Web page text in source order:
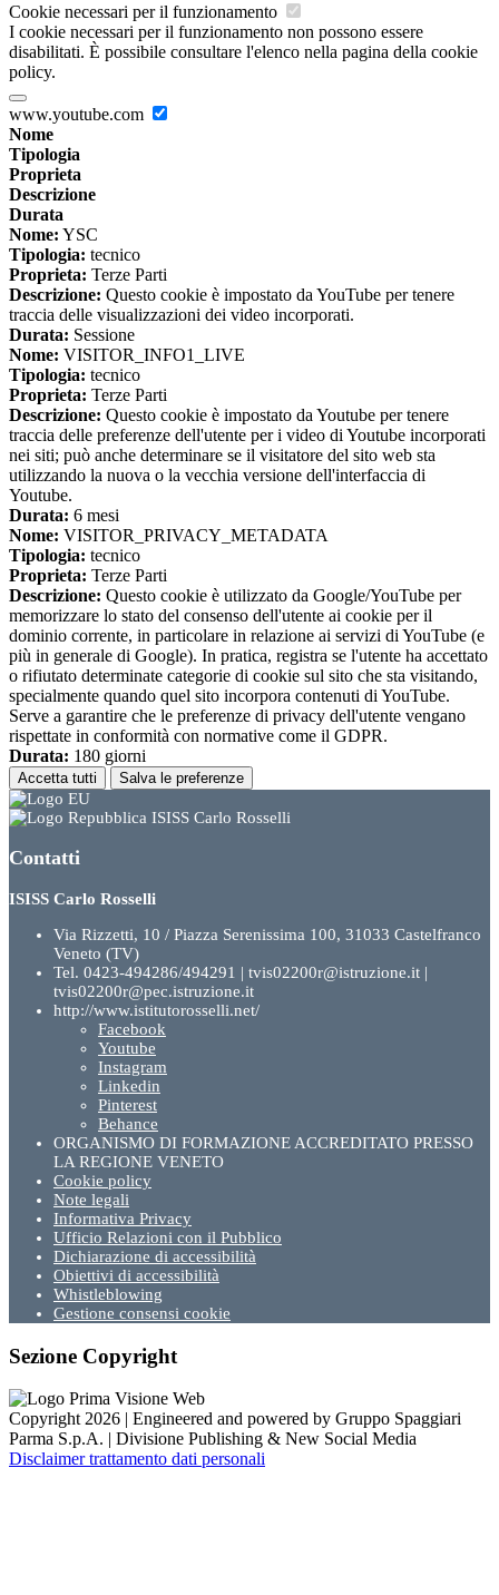
Cookie necessari per il funzionamento
I cookie necessari per il funzionamento non possono essere
disabilitati. È possibile consultare l'elenco nella pagina della cookie
policy.
www.youtube.com
Nome
Tipologia
Proprieta
Descrizione
Durata
Nome: YSC
Tipologia: tecnico
Proprieta: Terze Parti
Descrizione: Questo cookie è impostato da YouTube per tenere
traccia delle visualizzazioni dei video incorporati.
Durata: Sessione
Nome: VISITOR_INFO1_LIVE
Tipologia: tecnico
Proprieta: Terze Parti
Descrizione: Questo cookie è impostato da Youtube per tenere
traccia delle preferenze dell'utente per i video di Youtube incorporati
nei siti; può anche determinare se il visitatore del sito web sta
utilizzando la nuova o la vecchia versione dell'interfaccia di
Youtube.
Durata: 6 mesi
Nome: VISITOR_PRIVACY_METADATA
Tipologia: tecnico
Proprieta: Terze Parti
Descrizione: Questo cookie è utilizzato da Google/YouTube per
memorizzare lo stato del consenso dell'utente ai cookie per il
dominio corrente, in particolare in relazione ai servizi di YouTube (e
più in generale di Google). In pratica, registra se l'utente ha accettato
o rifiutato determinate categorie di cookie sul sito che sta visitando,
specialmente quando quel sito incorpora contenuti di YouTube.
Serve a garantire che le preferenze di privacy dell'utente vengano
rispettate in conformità con normative come il GDPR.
Durata: 180 giorni
Accetta tutti Salva le preferenze
ISISS Carlo Rosselli
Contatti
ISISS Carlo Rosselli
Via Rizzetti, 10 / Piazza Serenissima 100, 31033 Castelfranco
Veneto (TV)
Tel. 0423-494286/494291 | tvis02200r@istruzione.it |
tvis02200r@pec.istruzione.it
http://www.istitutorosselli.net/
Facebook
Youtube
Instagram
Linkedin
Pinterest
Behance
ORGANISMO DI FORMAZIONE ACCREDITATO PRESSO
LA REGIONE VENETO
Cookie policy
Note legali
Informativa Privacy
Ufficio Relazioni con il Pubblico
Dichiarazione di accessibilità
Obiettivi di accessibilità
Whistleblowing
Gestione consensi cookie
Sezione Copyright
Copyright 2026 | Engineered and powered by Gruppo Spaggiari
Parma S.p.A. | Divisione Publishing & New Social Media
Disclaimer trattamento dati personali